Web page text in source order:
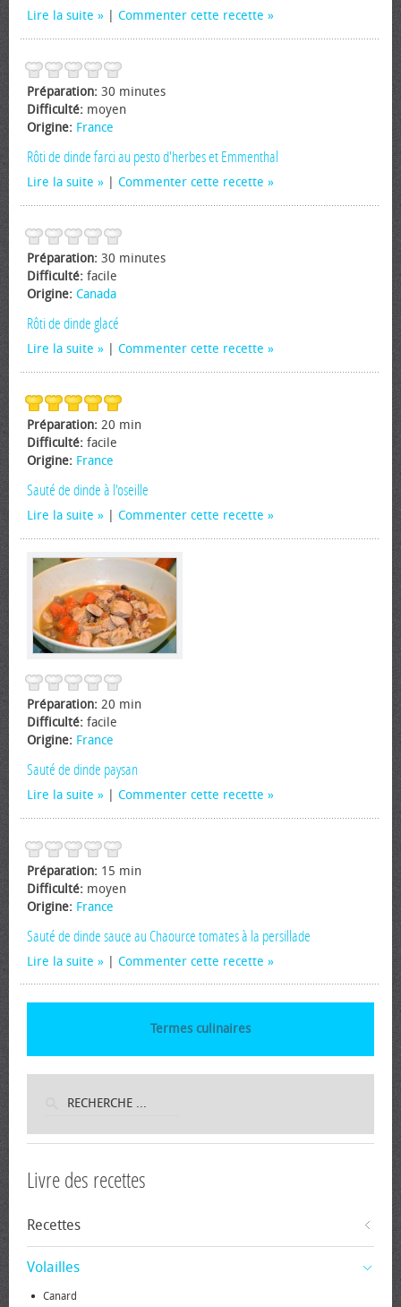
Lire la suite Commenter cette recette
Préparation: 30 minutes
Difficulté: moyen
Origine: France
Rôti de dinde farci au pesto d'herbes et Emmenthal
Lire la suite Commenter cette recette
Préparation: 30 minutes
Difficulté: facile
Origine: Canada
Rôti de dinde glacé
Lire la suite Commenter cette recette
Préparation: 20 min
Difficulté: facile
Origine: France
Sauté de dinde à l'oseille
Lire la suite Commenter cette recette
Préparation: 20 min
Difficulté: facile
Origine: France
Sauté de dinde paysan
Lire la suite Commenter cette recette
Préparation: 15 min
Difficulté: moyen
Origine: France
Sauté de dinde sauce au Chaource tomates à la persillade
Lire la suite Commenter cette recette
Termes culinaires
Livre des recettes
Recettes
Volailles
Canard